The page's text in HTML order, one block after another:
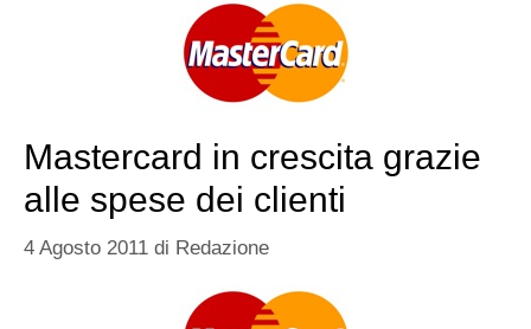
Mastercard in crescita grazie
alle spese dei clienti
4 Agosto 2011 di Redazione